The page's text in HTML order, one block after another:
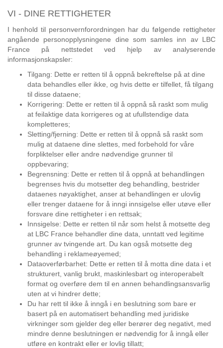
VI - DINE RETTIGHETER
I henhold til personvernforordningen har du følgende rettigheter
angående personopplysningene dine som samles inn av LBC
France på nettstedet ved hjelp av analyserende
informasjonskapsler:
Tilgang: Dette er retten til å oppnå bekreftelse på at dine
data behandles eller ikke, og hvis dette er tilfellet, få tilgang
til disse dataene;
Korrigering: Dette er retten til å oppnå så raskt som mulig
at feilaktige data korrigeres og at ufullstendige data
kompletteres;
Sletting/fjerning: Dette er retten til å oppnå så raskt som
mulig at dataene dine slettes, med forbehold for våre
forpliktelser eller andre nødvendige grunner til
oppbevaring;
Begrensning: Dette er retten til å oppnå at behandlingen
begrenses hvis du motsetter deg behandling, bestrider
dataenes nøyaktighet, anser at behandlingen er ulovlig
eller trenger dataene for å inngi innsigelse eller utøve eller
forsvare dine rettigheter i en rettsak;
Innsigelse: Dette er retten til når som helst å motsette deg
at LBC France behandler dine data, unntatt ved legitime
grunner av tvingende art. Du kan også motsette deg
behandling i reklameøyemed;
Dataoverførbarhet: Dette er retten til å motta dine data i et
strukturert, vanlig brukt, maskinlesbart og interoperabelt
format og overføre dem til en annen behandlingsansvarlig
uten at vi hindrer dette;
Du har rett til ikke å inngå i en beslutning som bare er
basert på en automatisert behandling med juridiske
virkninger som gjelder deg eller berører deg negativt, med
mindre denne beslutningen er nødvendig for å inngå eller
utføre en kontrakt eller er lovlig tillatt;